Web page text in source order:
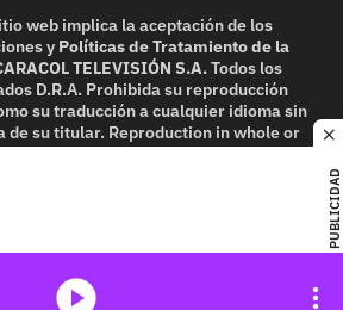
PUBLICIDAD
web implica la aceptación de los
y Políticas de Tratamiento de la
TELEVISIÓN S.A.Todos los
D.R.A. Prohibida su reproducción
su traducción a cualquier idioma sin
de su titular. Reproduction in whole or